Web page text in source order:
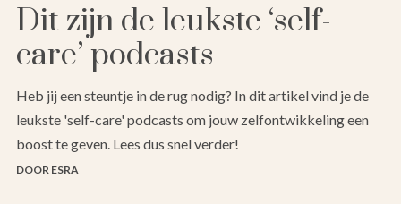
Dit zijn de leukste ‘self-
care’ podcasts
Heb jij een steuntje in de rug nodig? In dit artikel vind je de
leukste 'self-care' podcasts om jouw zelfontwikkeling een
boost te geven. Lees dus snel verder!
DOOR ESRA